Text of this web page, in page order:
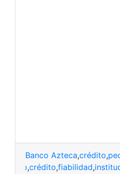
Banco Azteca,crédito,
banco,crédito,fiabilidad,